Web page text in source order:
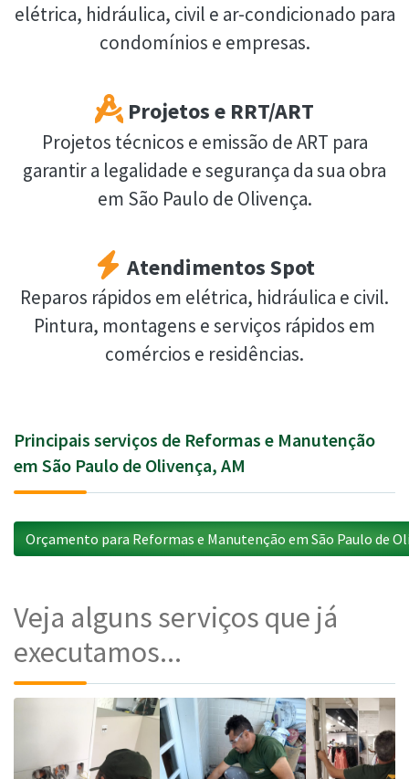
elétrica, hidráulica, civil e ar-condicionado para
condomínios e empresas.
Projetos e RRT/ART
Projetos técnicos e emissão de ART para
garantir a legalidade e segurança da sua obra
em São Paulo de Olivença.
Atendimentos Spot
Reparos rápidos em elétrica, hidráulica e civil.
Pintura, montagens e serviços rápidos em
comércios e residências.
Principais serviços de Reformas e Manutenção
em São Paulo de Olivença, AM
Orçamento para Reformas e Manutenção em São Paulo de
Veja alguns serviços que já
executamos...